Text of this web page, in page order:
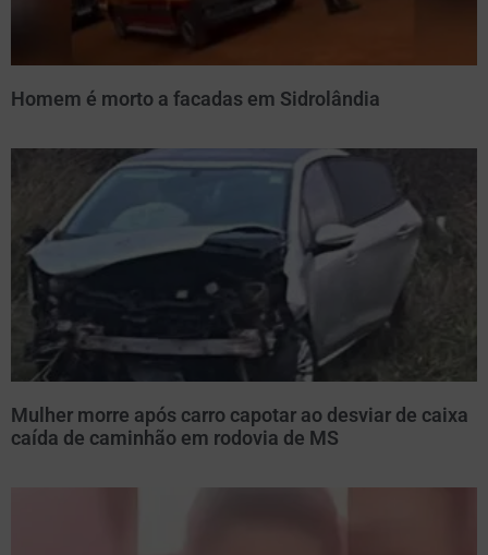
Homem é morto a facadas em Sidrolândia
Mulher morre após carro capotar ao desviar de caixa
caída de caminhão em rodovia de MS